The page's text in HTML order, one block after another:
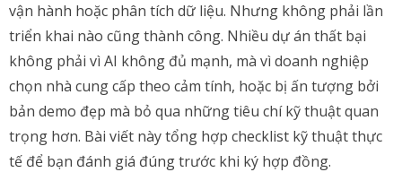
vận hành hoặc phân tích dữ liệu. Nhưng không phải lần
triển khai nào cũng thành công. Nhiều dự án thất bại
không phải vì AI không đủ mạnh, mà vì doanh nghiệp
chọn nhà cung cấp theo cảm tính, hoặc bị ấn tượng bởi
bản demo đẹp mà bỏ qua những tiêu chí kỹ thuật quan
trọng hơn. Bài viết này tổng hợp checklist kỹ thuật thực
tế để bạn đánh giá đúng trước khi ký hợp đồng.